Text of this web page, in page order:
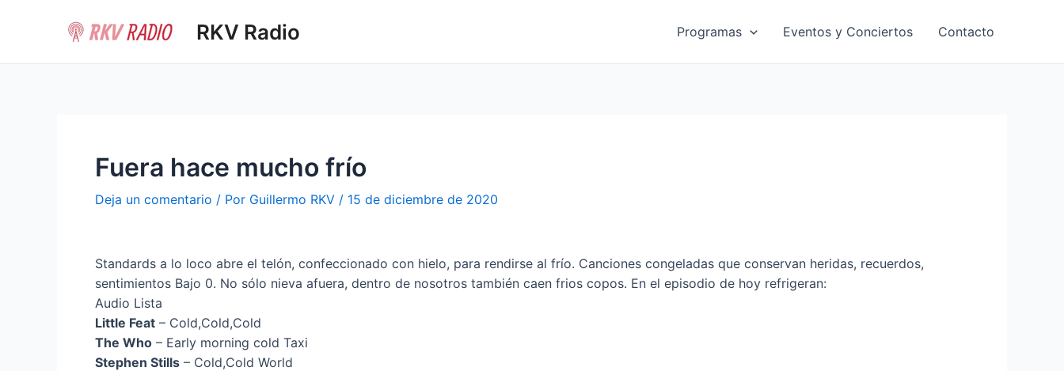
RKV Radio Programas Eventos y Conciertos Contacto
Fuera hace mucho frío
Deja un comentario / Por Guillermo RKV / 15 de diciembre de 2020
Standards a lo loco abre el telón, confeccionado con hielo, para rendirse al frío. Canciones congeladas que conservan heridas, recuerdos,
sentimientos Bajo 0. No sólo nieva afuera, dentro de nosotros también caen frios copos. En el episodio de hoy refrigeran:
Audio Lista
Little Feat – Cold,Cold,Cold
The Who – Early morning cold Taxi
Stephen Stills – Cold,Cold World